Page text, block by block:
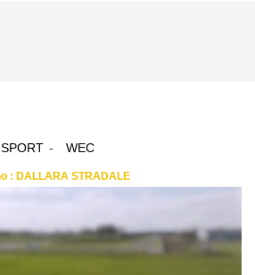
SPORT WEC